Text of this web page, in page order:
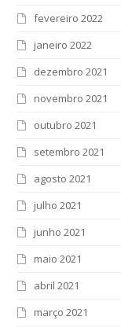
fevereiro 2022
janeiro 2022
dezembro 2021
novembro 2021
outubro 2021
setembro 2021
agosto 2021
julho 2021
junho 2021
maio 2021
abril 2021
março 2021